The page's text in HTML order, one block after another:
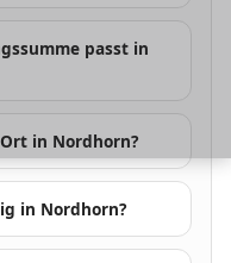
passt in
in Nordhorn?
in Nordhorn?